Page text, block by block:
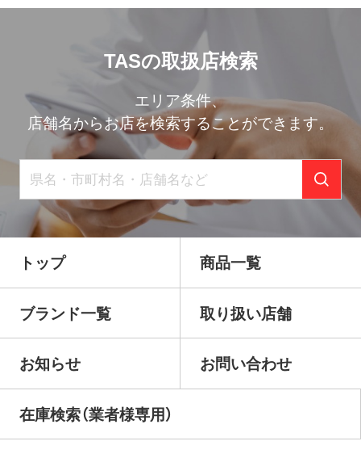
ー
シ
ョ
ン
TASの取扱店検索
エリア条件、
店舗名からお店を検索することができます。
トップ 商品一覧
ブランド一覧 取り扱い店舗
お知らせ お問い合わせ
在庫検索（業者様専用）